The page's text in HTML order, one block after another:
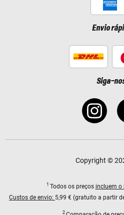
Envio
Siga-
Copyright ©
1 Todos os preços incluem o
Custos de envio: 5,99 € (gratuito a partir
2